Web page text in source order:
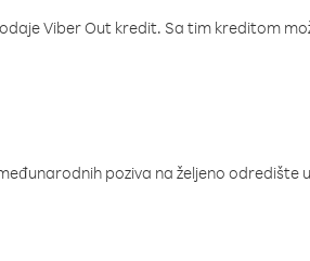
Viber Out kredit. Sa tim kreditom
poziva na željeno odredište